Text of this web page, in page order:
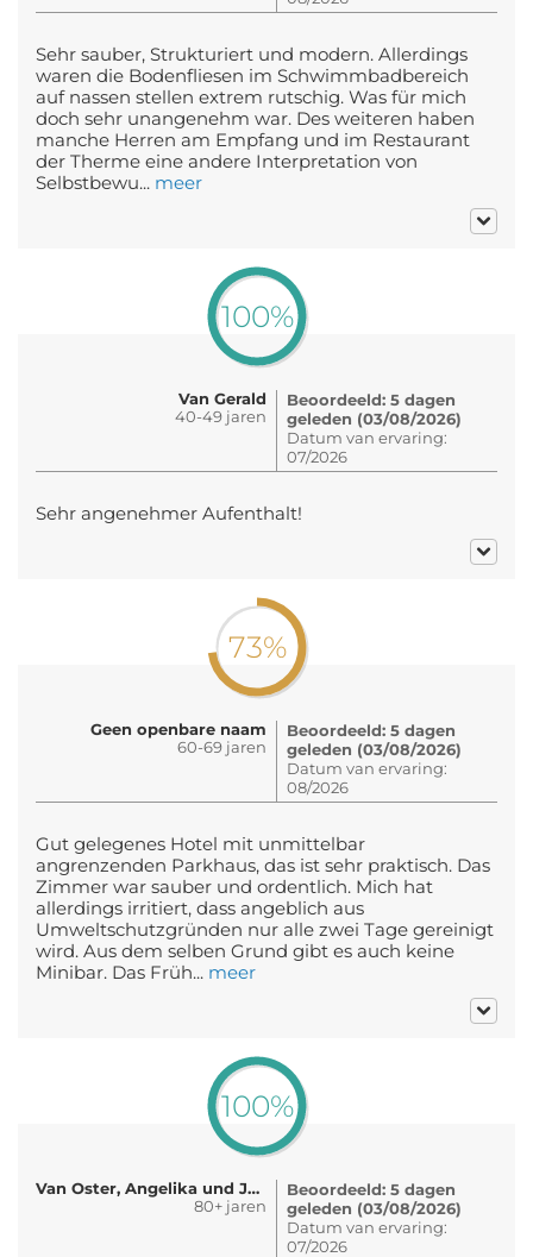
Sehr sauber, Strukturiert und modern. Allerdings
waren die Bodenfliesen im Schwimmbadbereich
auf nassen stellen extrem rutschig. Was für mich
doch sehr unangenehm war. Des weiteren haben
manche Herren am Empfang und im Restaurant
der Therme eine andere Interpretation von
Selbstbewu... meer
100%
Van Gerald
40-49 jaren
Beoordeeld: 5 dagen
geleden (03/08/2026)
Datum van ervaring:
07/2026
Sehr angenehmer Aufenthalt!
73%
Geen openbare naam
60-69 jaren
Beoordeeld: 5 dagen
geleden (03/08/2026)
Datum van ervaring:
08/2026
Gut gelegenes Hotel mit unmittelbar
angrenzenden Parkhaus, das ist sehr praktisch. Das
Zimmer war sauber und ordentlich. Mich hat
allerdings irritiert, dass angeblich aus
Umweltschutzgründen nur alle zwei Tage gereinigt
wird. Aus dem selben Grund gibt es auch keine
Minibar. Das Früh... meer
100%
Van Oster, Angelika und Jürgen
80+ jaren
Beoordeeld: 5 dagen
geleden (03/08/2026)
Datum van ervaring:
07/2026